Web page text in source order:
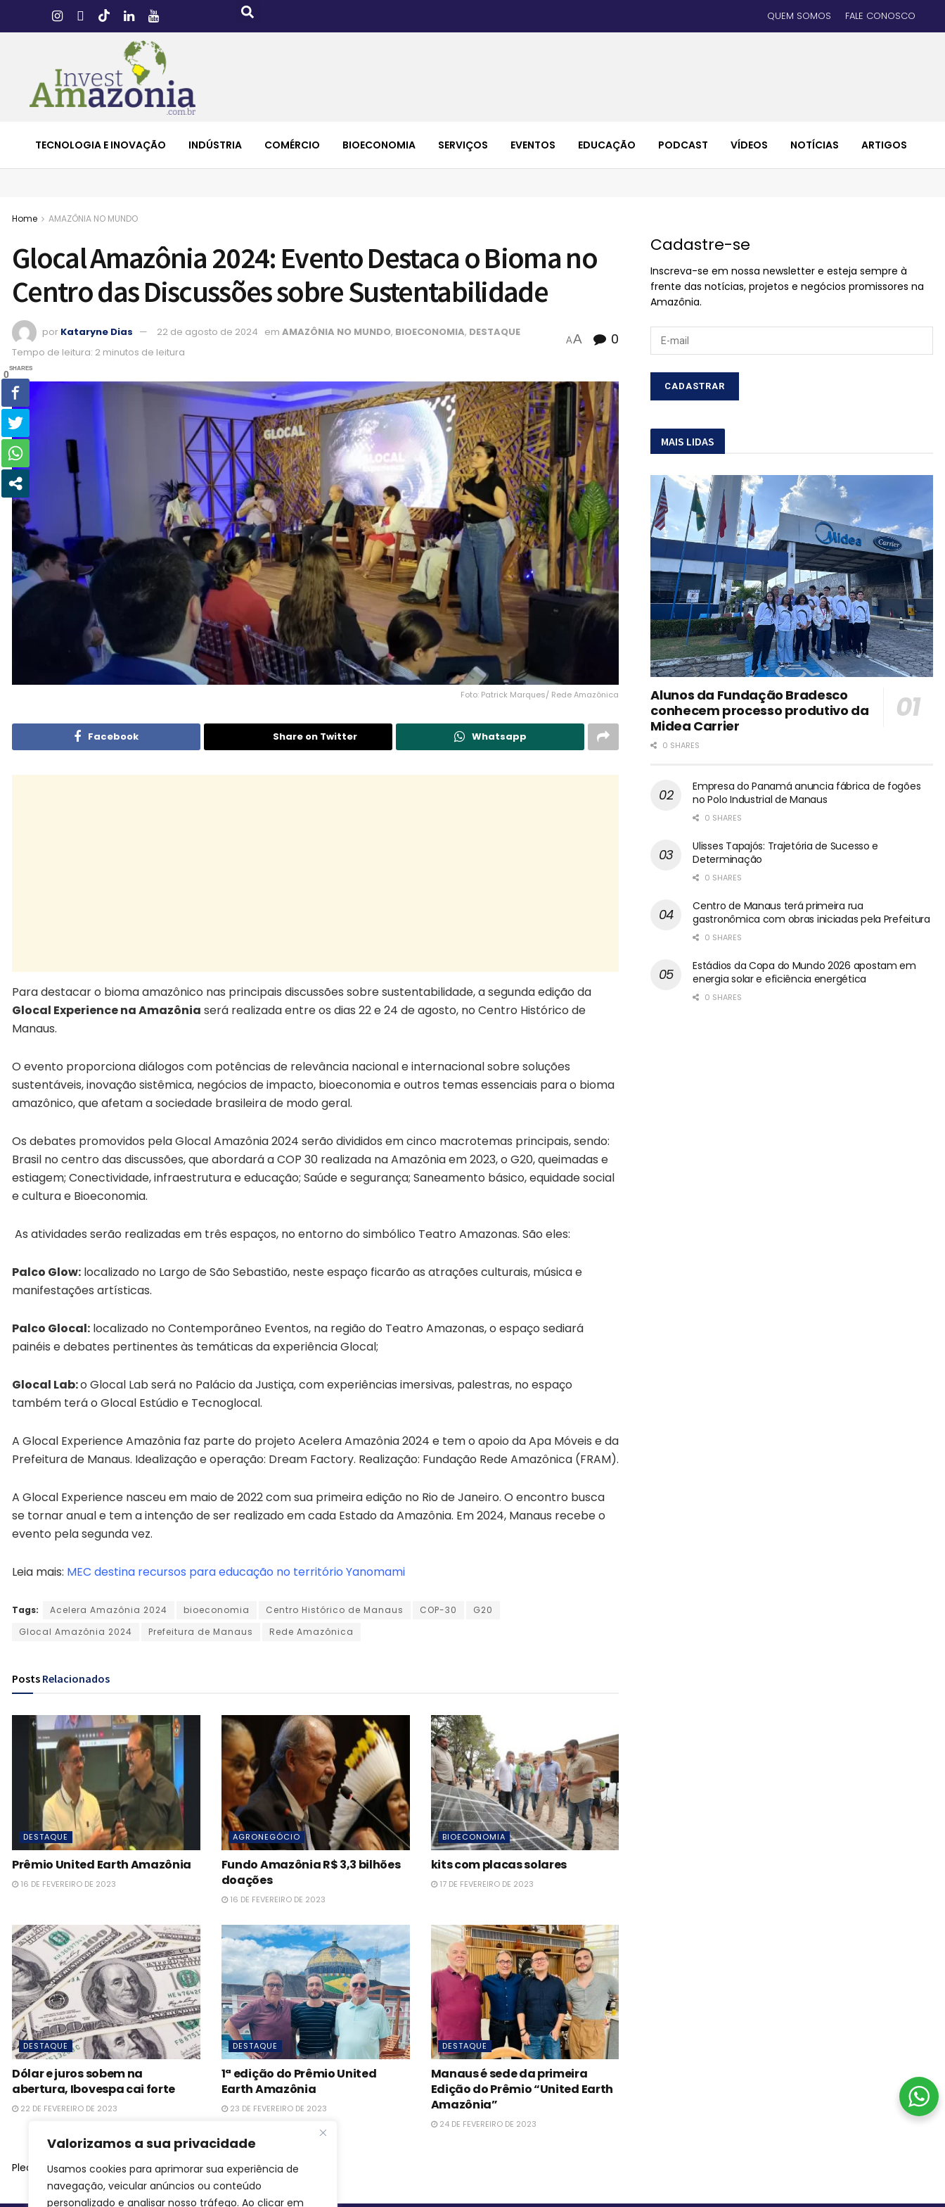
Valorizamos a sua privacidade
Usamos cookies para aprimorar sua experiência de
navegação, veicular anúncios ou conteúdo
personalizado e analisar nosso tráfego. Ao clicar em
QUEM SOMOS FALE CONOSCO
TECNOLOGIA E INOVAÇÃO INDÚSTRIA COMÉRCIO BIOECONOMIA SERVIÇOS EVENTOS EDUCAÇÃO PODCAST VÍDEOS NOTÍCIAS ARTIGOS
Home AMAZÔNIA NO MUNDO
Glocal Amazônia 2024: Evento Destaca o Bioma no
Centro das Discussões sobre Sustentabilidade
por Kataryne Dias 22 de agosto de 2024 em AMAZÔNIA NO MUNDO, BIOECONOMIA, DESTAQUE
Tempo de leitura: 2 minutos de leitura
AA 0
Foto: Patrick Marques/ Rede Amazônica
Facebook Share on Twitter Whatsapp
Para destacar o bioma amazônico nas principais discussões sobre sustentabilidade, a segunda edição da
Glocal Experience na Amazônia será realizada entre os dias 22 e 24 de agosto, no Centro Histórico de
Manaus.
O evento proporciona diálogos com potências de relevância nacional e internacional sobre soluções
sustentáveis, inovação sistêmica, negócios de impacto, bioeconomia e outros temas essenciais para o bioma
amazônico, que afetam a sociedade brasileira de modo geral.
Os debates promovidos pela Glocal Amazônia 2024 serão divididos em cinco macrotemas principais, sendo:
Brasil no centro das discussões, que abordará a COP 30 realizada na Amazônia em 2023, o G20, queimadas e
estiagem; Conectividade, infraestrutura e educação; Saúde e segurança; Saneamento básico, equidade social
e cultura e Bioeconomia.
As atividades serão realizadas em três espaços, no entorno do simbólico Teatro Amazonas. São eles:
Palco Glow: localizado no Largo de São Sebastião, neste espaço ficarão as atrações culturais, música e
manifestações artísticas.
Palco Glocal: localizado no Contemporâneo Eventos, na região do Teatro Amazonas, o espaço sediará
painéis e debates pertinentes às temáticas da experiência Glocal;
Glocal Lab:o Glocal Lab será no Palácio da Justiça, com experiências imersivas, palestras, no espaço
também terá o Glocal Estúdio e Tecnoglocal.
A Glocal Experience Amazônia faz parte do projeto Acelera Amazônia 2024 e tem o apoio da Apa Móveis e da
Prefeitura de Manaus. Idealização e operação: Dream Factory. Realização: Fundação Rede Amazônica (FRAM).
A Glocal Experience nasceu em maio de 2022 com sua primeira edição no Rio de Janeiro. O encontro busca
se tornar anual e tem a intenção de ser realizado em cada Estado da Amazônia. Em 2024, Manaus recebe o
evento pela segunda vez.
Leia mais: MEC destina recursos para educação no território Yanomami
Tags: Acelera Amazônia 2024 bioeconomia Centro Histórico de Manaus COP-30
G20
Glocal Amazônia 2024
Prefeitura de Manaus Rede Amazônica
Posts Relacionados
DESTAQUE
Prêmio United Earth Amazônia
16 DE FEVEREIRO DE 2023
AGRONEGÓCIO
Fundo Amazônia R$ 3,3 bilhões
doações
16 DE FEVEREIRO DE 2023
BIOECONOMIA
kits com placas solares
17 DE FEVEREIRO DE 2023
DESTAQUE
Dólar e juros sobem na
abertura, Ibovespa cai forte
22 DE FEVEREIRO DE 2023
DESTAQUE
1ª edição do Prêmio United
Earth Amazônia
23 DE FEVEREIRO DE 2023
DESTAQUE
Manaus é sede da primeira
Edição do Prêmio “United Earth
Amazônia”
24 DE FEVEREIRO DE 2023
Please loginto join discussion
Cadastre-se
Inscreva-se em nossa newsletter e esteja sempre à
frente das notícias, projetos e negócios promissores na
Amazônia.
MAIS LIDAS
Alunos da Fundação Bradesco
conhecem processo produtivo da
Midea Carrier
0 SHARES
Empresa do Panamá anuncia fábrica de fogões
no Polo Industrial de Manaus
0 SHARES
Ulisses Tapajós: Trajetória de Sucesso e
Determinação
0 SHARES
Centro de Manaus terá primeira rua
gastronômica com obras iniciadas pela Prefeitura
0 SHARES
Estádios da Copa do Mundo 2026 apostam em
energia solar e eficiência energética
0 SHARES
0
SHARES